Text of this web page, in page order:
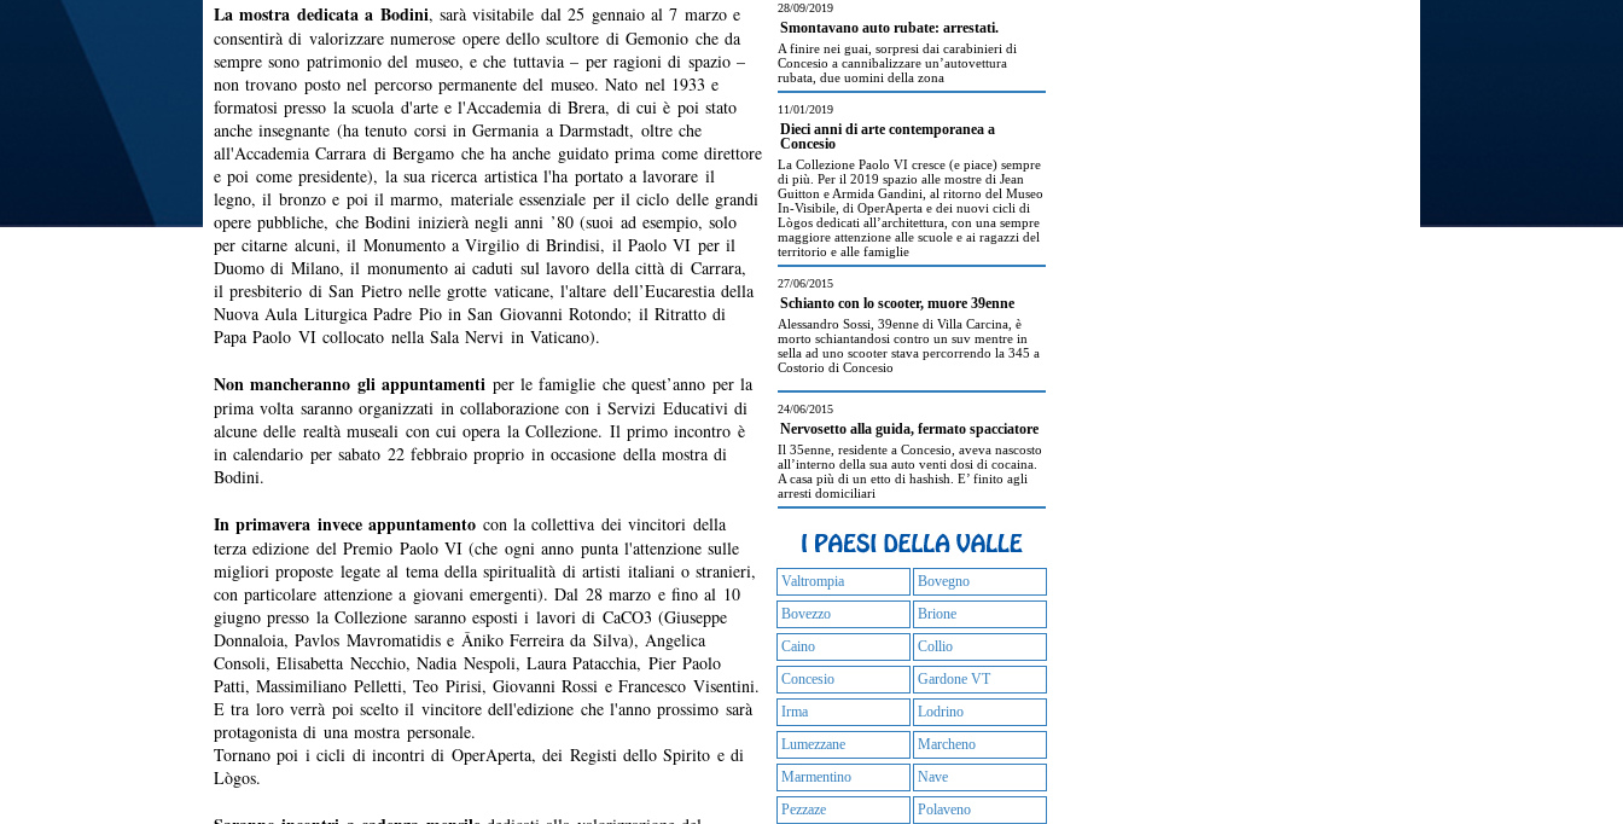
La mostra dedicata a Bodini, sarà visitabile dal 25 gennaio al 7 marzo e
consentirà di valorizzare numerose opere dello scultore di Gemonio che da
sempre sono patrimonio del museo, e che tuttavia – per ragioni di spazio –
non trovano posto nel percorso permanente del museo. Nato nel 1933 e
formatosi presso la scuola d'arte e l'Accademia di Brera, di cui è poi stato
anche insegnante (ha tenuto corsi in Germania a Darmstadt, oltre che
all'Accademia Carrara di Bergamo che ha anche guidato prima come direttore
e poi come presidente), la sua ricerca artistica l'ha portato a lavorare il
legno, il bronzo e poi il marmo, materiale essenziale per il ciclo delle grandi
opere pubbliche, che Bodini inizierà negli anni ’80 (suoi ad esempio, solo
per citarne alcuni, il Monumento a Virgilio di Brindisi, il Paolo VI per il
Duomo di Milano, il monumento ai caduti sul lavoro della città di Carrara,
il presbiterio di San Pietro nelle grotte vaticane, l'altare dell’Eucarestia della
Nuova Aula Liturgica Padre Pio in San Giovanni Rotondo; il Ritratto di
Papa Paolo VI collocato nella Sala Nervi in Vaticano).
Non mancheranno gli appuntamenti per le famiglie che quest’anno per la
prima volta saranno organizzati in collaborazione con i Servizi Educativi di
alcune delle realtà museali con cui opera la Collezione. Il primo incontro è
in calendario per sabato 22 febbraio proprio in occasione della mostra di
Bodini.
In primavera invece appuntamento con la collettiva dei vincitori della
terza edizione del Premio Paolo VI (che ogni anno punta l'attenzione sulle
migliori proposte legate al tema della spiritualità di artisti italiani o stranieri,
con particolare attenzione a giovani emergenti). Dal 28 marzo e fino al 10
giugno presso la Collezione saranno esposti i lavori di CaCO3 (Giuseppe
Donnaloia, Pavlos Mavromatidis e Âniko Ferreira da Silva), Angelica
Consoli, Elisabetta Necchio, Nadia Nespoli, Laura Patacchia, Pier Paolo
Patti, Massimiliano Pelletti, Teo Pirisi, Giovanni Rossi e Francesco Visentini.
E tra loro verrà poi scelto il vincitore dell'edizione che l'anno prossimo sarà
protagonista di una mostra personale.
Tornano poi i cicli di incontri di OperAperta, dei Registi dello Spirito e di
Lògos.
28/09/2019
Smontavano auto rubate: arrestati.
A finire nei guai, sorpresi dai carabinieri di
Concesio a cannibalizzare un’autovettura
rubata, due uomini della zona
11/01/2019
Dieci anni di arte contemporanea a
Concesio
La Collezione Paolo VI cresce (e piace) sempre
di più. Per il 2019 spazio alle mostre di Jean
Guitton e Armida Gandini, al ritorno del Museo
In-Visibile, di OperAperta e dei nuovi cicli di
Lògos dedicati all’architettura, con una sempre
maggiore attenzione alle scuole e ai ragazzi del
territorio e alle famiglie
27/06/2015
Schianto con lo scooter, muore 39enne
Alessandro Sossi, 39enne di Villa Carcina, è
morto schiantandosi contro un suv mentre in
sella ad uno scooter stava percorrendo la 345 a
Costorio di Concesio
24/06/2015
Nervosetto alla guida, fermato spacciatore
Il 35enne, residente a Concesio, aveva nascosto
all’interno della sua auto venti dosi di cocaina.
A casa più di un etto di hashish. E’ finito agli
arresti domiciliari
Valtrompia
Bovegno
Bovezzo
Brione
Caino
Collio
Concesio
Gardone VT
Irma
Lodrino
Lumezzane
Marcheno
Marmentino
Nave
Pezzaze
Polaveno